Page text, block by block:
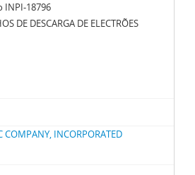
INPI-18796
DE DESCARGA DE ELECTRÕES
COMPANY, INCORPORATED